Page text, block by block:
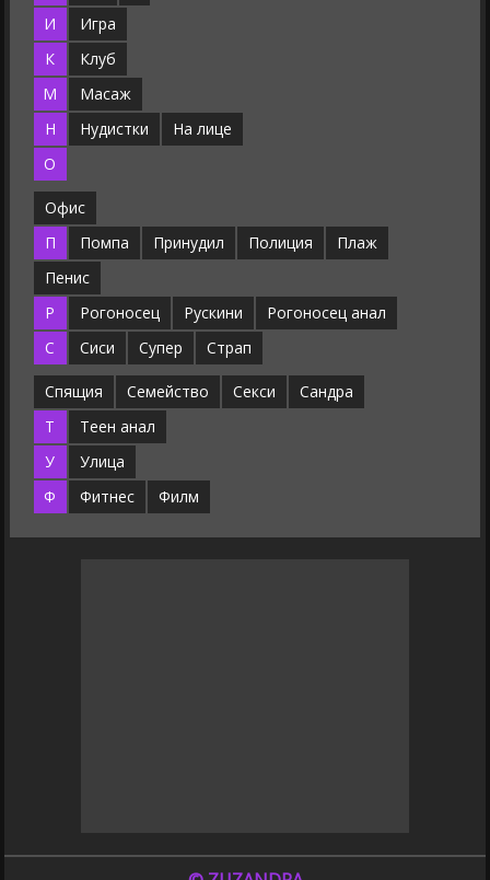
И
Игра
К
Клуб
М
Масаж
Н
Нудистки
На лице
О
Офис
П
Помпа Принудил Полиция
Плаж
Пенис
Р
Рогоносец Рускини
Рогоносец анал
С
Сиси Супер Страп
Спящия Семейство Секси
Сандра
Т
Теен анал
У
Улица
Ф
Фитнес Филм